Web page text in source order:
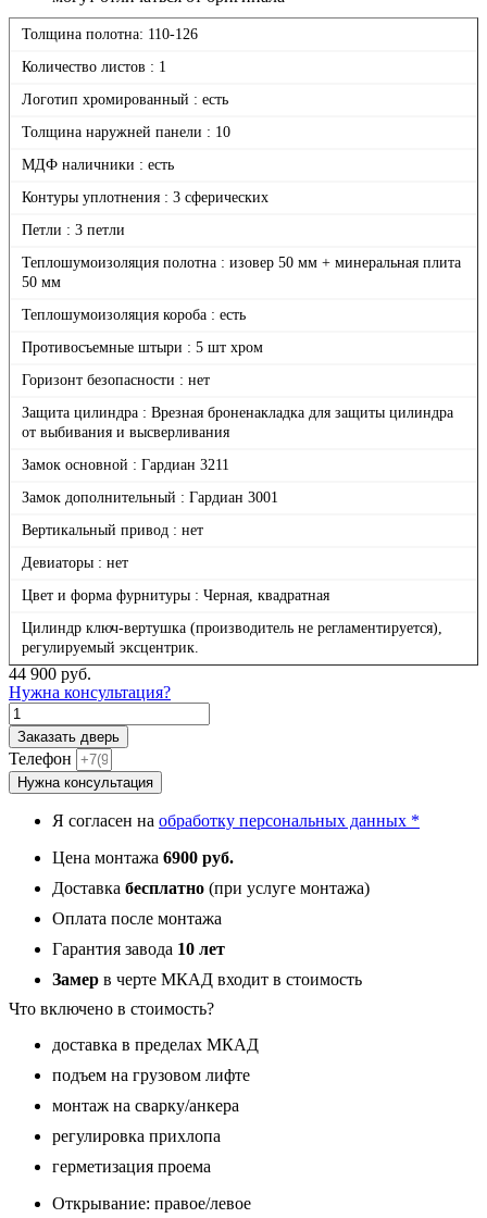
Толщина полотна: 110-126
Количество листов : 1
Логотип хромированный : есть
Толщина наружней панели : 10
МДФ наличники : есть
Контуры уплотнения : 3 сферических
Петли : 3 петли
Теплошумоизоляция полотна : изовер 50 мм + минеральная плита
50 мм
Теплошумоизоляция короба : есть
Противосъемные штыри : 5 шт хром
Горизонт безопасности : нет
Защита цилиндра : Врезная броненакладка для защиты цилиндра
от выбивания и высверливания
Замок основной : Гардиан 3211
Замок дополнительный : Гардиан 3001
Вертикальный привод : нет
Девиаторы : нет
Цвет и форма фурнитуры : Черная, квадратная
Цилиндр ключ-вертушка (производитель не регламентируется),
регулируемый эксцентрик.
44 900 руб.
Нужна консультация?
Количество
товара
Континент,
панель
002
Заказать дверь
Телефон
Нужна консультация
Я согласен на обработку персональных данных *
Цена монтажа 6900 руб.
Доставка бесплатно (при услуге монтажа)
Оплата после монтажа
Гарантия завода 10 лет
Замер в черте МКАД входит в стоимость
Что включено в стоимость?
доставка в пределах МКАД
подъем на грузовом лифте
монтаж на сварку/анкера
регулировка прихлопа
герметизация проема
Открывание: правое/левое